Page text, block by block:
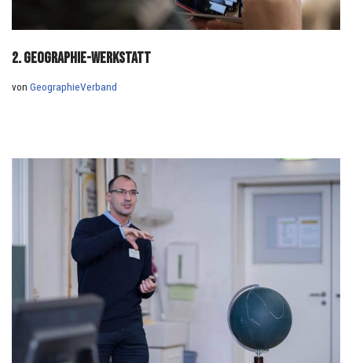
2. Geographie-Werkstatt
von GeographieVerband